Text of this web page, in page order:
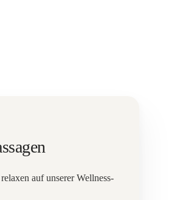
auf unserer Wellness-